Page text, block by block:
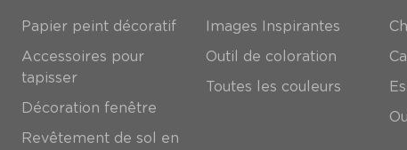
Papier peint décoratif
Accessoires pour
tapisser
Décoration fenêtre
Revêtement de sol en
Images Inspirantes
Outil de coloration
Toutes les couleurs